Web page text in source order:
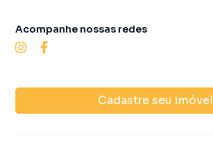
Cadastre seu imóvel
Acompanhe nossas redes